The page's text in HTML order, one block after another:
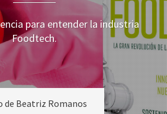
para entender la industria
Foodtech.
de Beatriz Romanos